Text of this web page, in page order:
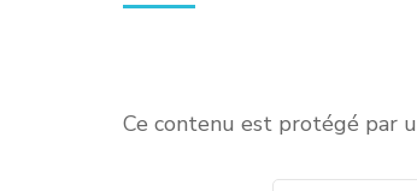
Ce contenu est protégé par